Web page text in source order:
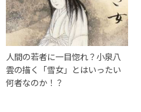
人間の若者に一目惚れ？小泉八
雲の描く「雪女」とはいったい
何者なのか！？